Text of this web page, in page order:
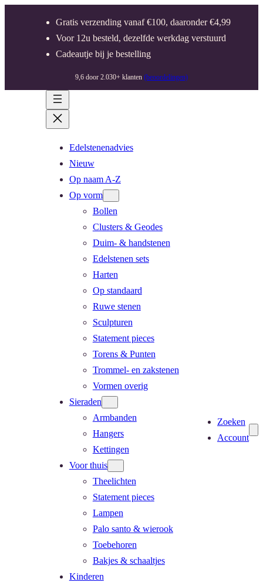
Gratis verzending vanaf €100, daaronder €4,99
Voor 12u besteld, dezelfde werkdag verstuurd
Cadeautje bij je bestelling
9,6 door 2.030+ klanten (beoordelingen)
Edelstenenadvies
Nieuw
Op naam A-Z
Op vorm
Bollen
Clusters & Geodes
Duim- & handstenen
Edelstenen sets
Harten
Op standaard
Ruwe stenen
Sculpturen
Statement pieces
Torens & Punten
Trommel- en zakstenen
Vormen overig
Sieraden
Armbanden
Hangers
Kettingen
Voor thuis
Theelichten
Statement pieces
Lampen
Palo santo & wierook
Toebehoren
Bakjes & schaaltjes
Kinderen
Zoeken
Account